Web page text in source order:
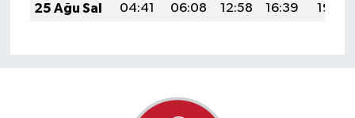
25 Ağu Sal
04:41 06:08 12:58 16:39 19:38